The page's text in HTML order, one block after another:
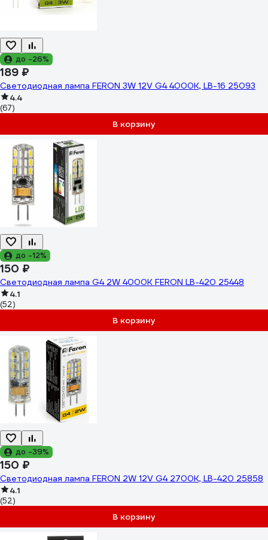
до -26%
189 ₽
Светодиодная лампа FERON 3W 12V G4 4000K, LB-16 25093
4.4
(67)
В корзину
до -12%
150 ₽
Светодиодная лампа G4 2W 4000K FERON LB-420 25448
4.1
(52)
В корзину
до -39%
150 ₽
Светодиодная лампа FERON 2W 12V G4 2700K, LB-420 25858
4.1
(52)
В корзину